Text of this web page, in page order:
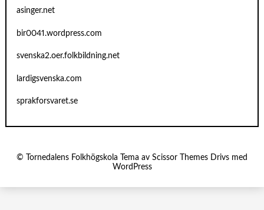
asinger.net
bir0041.wordpress.com
svenska2.oer.folkbildning.net
lardigsvenska.com
sprakforsvaret.se
© Tornedalens Folkhögskola Tema av Scissor Themes Drivs med
WordPress